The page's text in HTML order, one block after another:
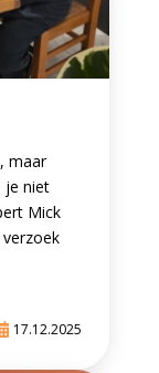
maar
je niet
Mick
17.12.2025